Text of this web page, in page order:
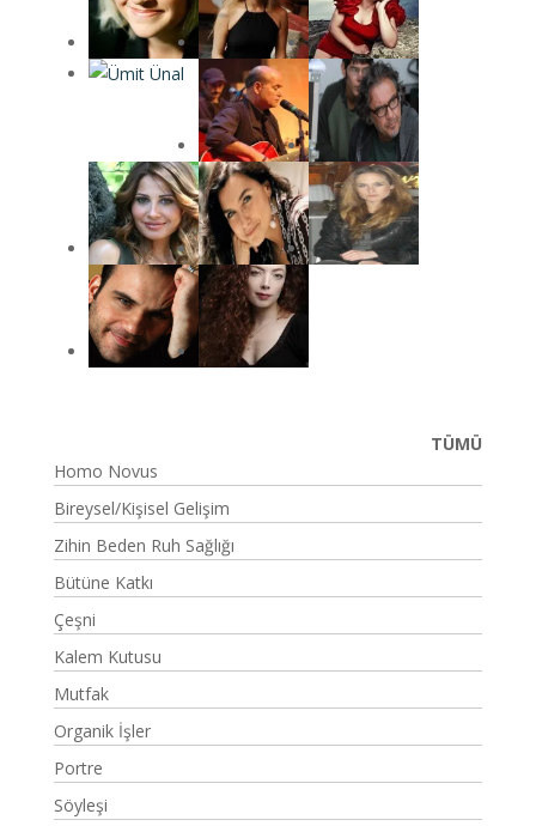
TÜMÜ
Homo Novus
Bireysel/Kişisel Gelişim
Zihin Beden Ruh Sağlığı
Bütüne Katkı
Çeşni
Kalem Kutusu
Mutfak
Organik İşler
Portre
Söyleşi